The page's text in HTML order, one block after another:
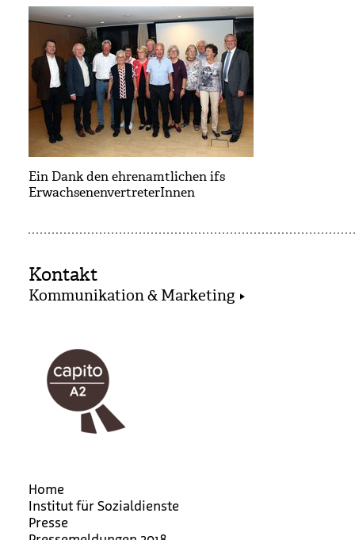
Ein Dank den ehrenamtlichen ifs
ErwachsenenvertreterInnen
Kontakt
Kommunikation & Marketing
Home
Institut für Sozialdienste
Presse